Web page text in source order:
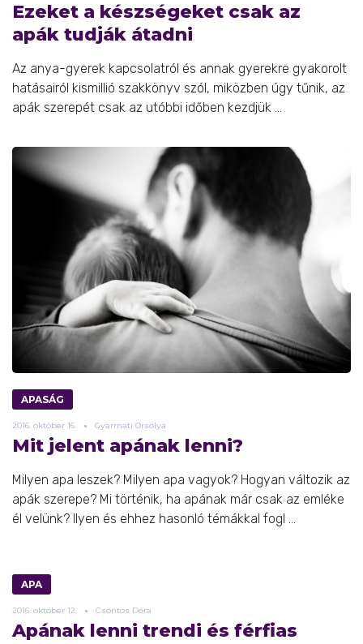
Ezeket a készségeket csak az
apák tudják átadni
Az anya-gyerek kapcsolatról és annak gyerekre gyakorolt
hatásairól kismillió szakkönyv szól, miközben úgy tűnik, az
apák szerepét csak az utóbbi időben kezdjük ...
APASÁG
2016. október 16. Gyarmati Orsolya
Mit jelent apának lenni?
Milyen apa leszek? Milyen apa vagyok? Hogyan változik az
apák szerepe? Mi történik, ha apának már csak az emléke
él velünk? Ilyen és ehhez hasonló témákkal fogl ...
APA
2016. október 12. Csontos Dóra
Apának lenni trendi és férfias